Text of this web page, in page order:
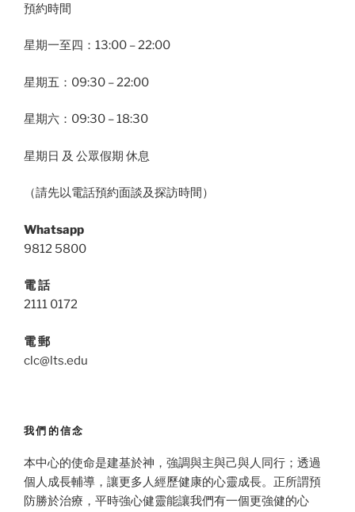
預約時間
星期一至四：13:00 – 22:00
星期五：09:30 – 22:00
星期六：09:30 – 18:30
星期日 及 公眾假期 休息
（請先以電話預約面談及探訪時間）
Whatsapp
9812 5800
電 話
2111 0172
電 郵
clc@lts.edu
我們的信念
本中心的使命是建基於神，強調與主與己與人同行；透過
個人成長輔導，讓更多人經歷健康的心靈成長。正所謂預
防勝於治療，平時強心健靈能讓我們有一個更強健的心